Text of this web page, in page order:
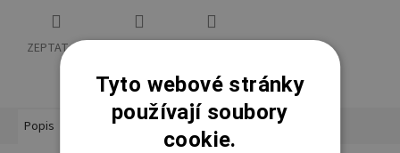
ZEPTAT SE
Popis Hodnocení Ostatní informace
Tyto webové stránky
používají soubory
cookie.